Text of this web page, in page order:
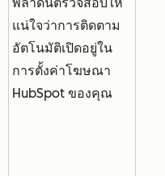
แน่ใจว่าการติดตาม
อัตโนมัติเปิดอยู่ใน
การตั้งค่าโฆษณา
HubSpot ของคุณ